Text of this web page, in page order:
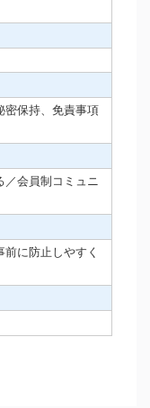
密保持、免責事項
／会員制コミュニ
に防止しやすく